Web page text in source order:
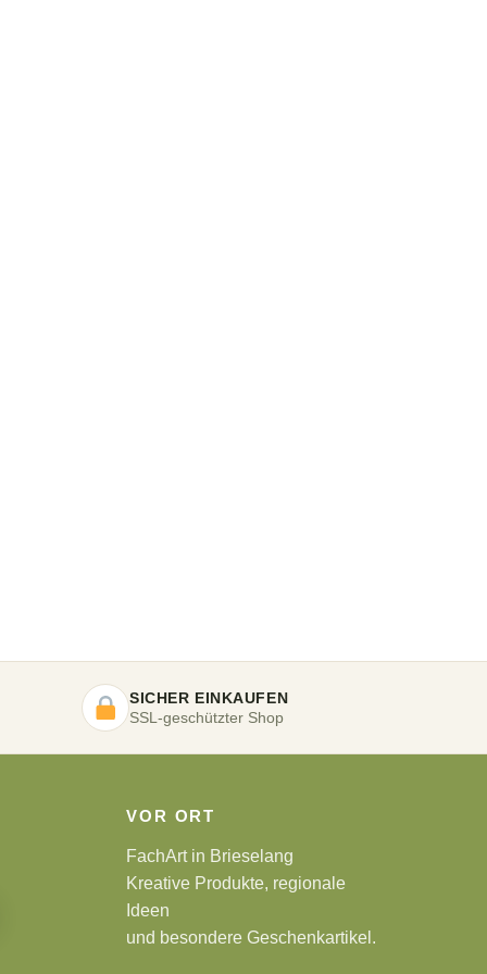
SICHER EINKAUFEN
SSL-geschützter Shop
VOR ORT
FachArt in Brieselang
Kreative Produkte, regionale
Ideen
und besondere Geschenkartikel.